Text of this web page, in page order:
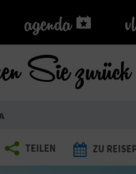
agenda
agenda
Sie zurück
TEILEN ZU